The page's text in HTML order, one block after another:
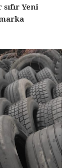
Yeni